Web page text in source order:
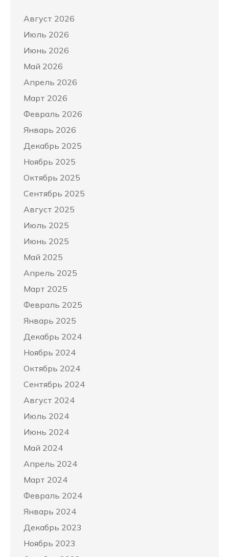
Август 2026
Июль 2026
Июнь 2026
Май 2026
Апрель 2026
Март 2026
Февраль 2026
Январь 2026
Декабрь 2025
Ноябрь 2025
Октябрь 2025
Сентябрь 2025
Август 2025
Июль 2025
Июнь 2025
Май 2025
Апрель 2025
Март 2025
Февраль 2025
Январь 2025
Декабрь 2024
Ноябрь 2024
Октябрь 2024
Сентябрь 2024
Август 2024
Июль 2024
Июнь 2024
Май 2024
Апрель 2024
Март 2024
Февраль 2024
Январь 2024
Декабрь 2023
Ноябрь 2023